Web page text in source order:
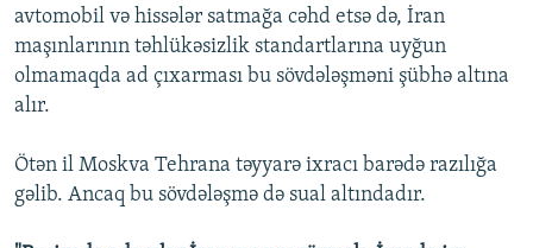
avtomobil və hissələr satmağa cəhd etsə də, İran
maşınlarının təhlükəsizlik standartlarına uyğun
olmamaqda ad çıxarması bu sövdələşməni şübhə altına
alır.
Ötən il Moskva Tehrana təyyarə ixracı barədə razılığa
gəlib. Ancaq bu sövdələşmə də sual altındadır.